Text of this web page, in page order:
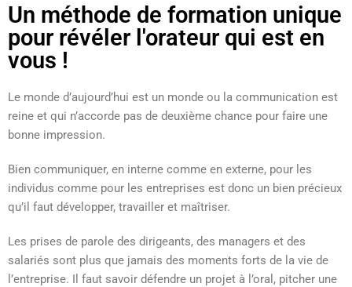
Un méthode de formation unique
pour révéler l'orateur qui est en
vous !
Le monde d’aujourd’hui est un monde ou la communication est
reine et qui n’accorde pas de deuxième chance pour faire une
bonne impression.
Bien communiquer, en interne comme en externe, pour les
individus comme pour les entreprises est donc un bien précieux
qu’il faut développer, travailler et maîtriser.
Les prises de parole des dirigeants, des managers et des
salariés sont plus que jamais des moments forts de la vie de
l’entreprise. Il faut savoir défendre un projet à l’oral, pitcher une